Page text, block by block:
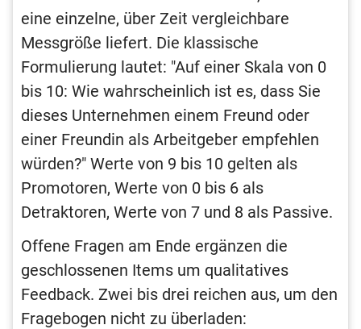
eine einzelne, über Zeit vergleichbare
Messgröße liefert. Die klassische
Formulierung lautet: "Auf einer Skala von 0
bis 10: Wie wahrscheinlich ist es, dass Sie
dieses Unternehmen einem Freund oder
einer Freundin als Arbeitgeber empfehlen
würden?" Werte von 9 bis 10 gelten als
Promotoren, Werte von 0 bis 6 als
Detraktoren, Werte von 7 und 8 als Passive.
Offene Fragen am Ende ergänzen die
geschlossenen Items um qualitatives
Feedback. Zwei bis drei reichen aus, um den
Fragebogen nicht zu überladen: